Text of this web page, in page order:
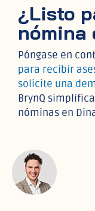
¿Listo
nómina
Póngase en
para recibir
solicite una
BrynQ
nóminas en